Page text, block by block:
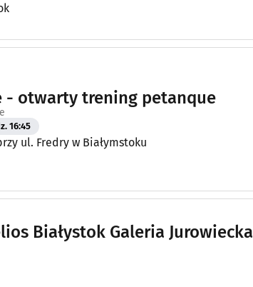
- otwarty trening petanque
16:45
ul. Fredry w Białymstoku
Białystok Galeria Jurowiecka